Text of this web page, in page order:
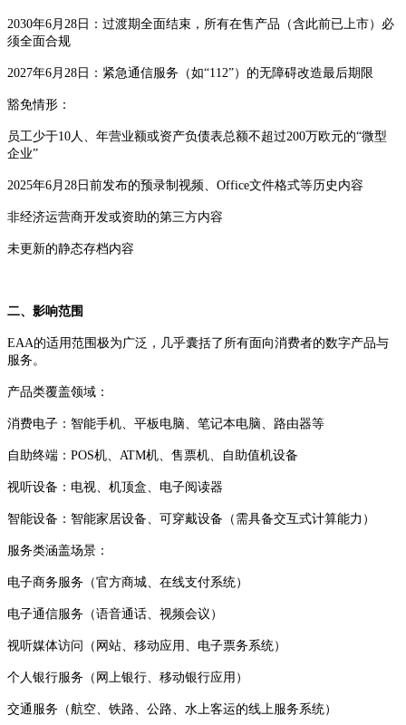
2030年6月28日：过渡期全面结束，所有在售产品（含此前已上市）必
须全面合规
2027年6月28日：紧急通信服务（如“112”）的无障碍改造最后期限
豁免情形：
员工少于10人、年营业额或资产负债表总额不超过200万欧元的“微型
企业”
2025年6月28日前发布的预录制视频、Office文件格式等历史内容
非经济运营商开发或资助的第三方内容
未更新的静态存档内容
二、影响范围
EAA的适用范围极为广泛，几乎囊括了所有面向消费者的数字产品与
服务。
产品类覆盖领域：
消费电子：智能手机、平板电脑、笔记本电脑、路由器等
自助终端：POS机、ATM机、售票机、自助值机设备
视听设备：电视、机顶盒、电子阅读器
智能设备：智能家居设备、可穿戴设备（需具备交互式计算能力）
服务类涵盖场景：
电子商务服务（官方商城、在线支付系统）
电子通信服务（语音通话、视频会议）
视听媒体访问（网站、移动应用、电子票务系统）
个人银行服务（网上银行、移动银行应用）
交通服务（航空、铁路、公路、水上客运的线上服务系统）